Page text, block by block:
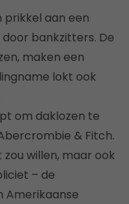
aan een
bankzitters. De
maken een
lokt ook
om daklozen te
& Fitch.
willen, maar ook
– de
Amerikaanse